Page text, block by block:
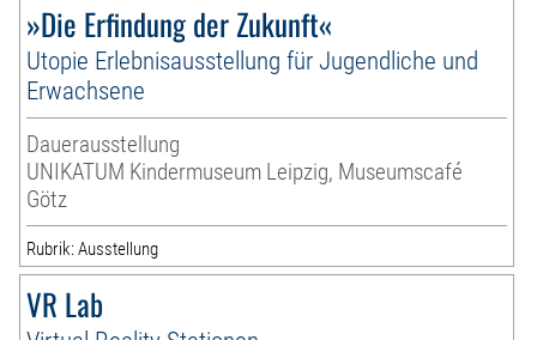
»Die Erfindung der Zukunft«
Utopie Erlebnisausstellung für Jugendliche und
Erwachsene
Dauerausstellung
UNIKATUM Kindermuseum Leipzig, Museumscafé
Götz
Rubrik: Ausstellung
VR Lab